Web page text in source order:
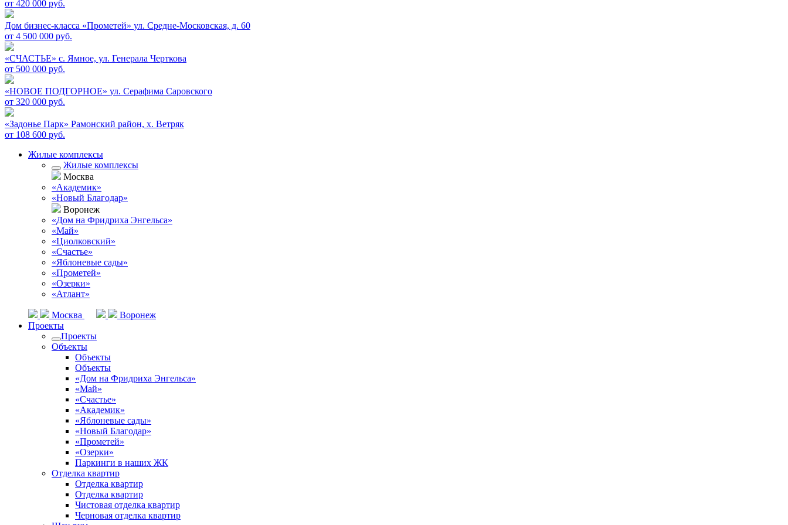
от 420 000 руб.
Дом бизнес-класса «Прометей» ул. Средне-Московская, д. 60
от 4 500 000 руб.
«СЧАСТЬЕ» c. Ямное, ул. Генерала Черткова
от 500 000 руб.
«НОВОЕ ПОДГОРНОЕ» ул. Серафима Саровского
от 320 000 руб.
«Задонье Парк» Рамонский район, х. Ветряк
от 108 600 руб.
Жилые комплексы
Жилые комплексы
Москва
«Академик»
«Новый Благодар»
Воронеж
«Дом на Фридриха Энгельса»
«Май»
«Циолковский»
«Счастье»
«Яблоневые сады»
«Прометей»
«Озерки»
«Атлант»
Москва
Воронеж
Проекты
Проекты
Объекты
Объекты
Объекты
«Дом на Фридриха Энгельса»
«Май»
«Счастье»
«Академик»
«Яблоневые сады»
«Новый Благодар»
«Прометей»
«Озерки»
Паркинги в наших ЖК
Отделка квартир
Отделка квартир
Отделка квартир
Чистовая отделка квартир
Черновая отделка квартир